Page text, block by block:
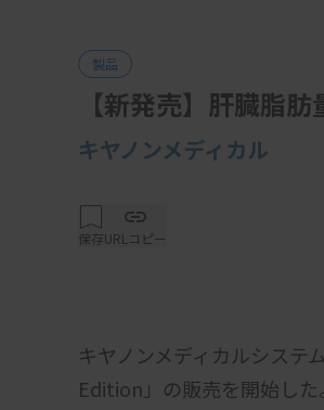
製品
【新発売】肝臓脂
キヤノンメディカル
保存URLコピー
キヤノンメディカルシステ
Edition」の販売を開始し